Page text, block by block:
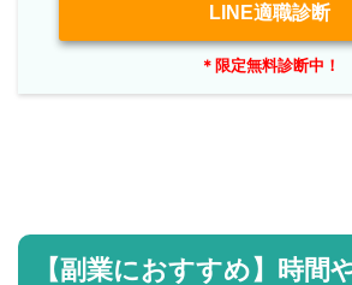
LINE適職診断
＊限定無料診断中！
【副業におすすめ】時間